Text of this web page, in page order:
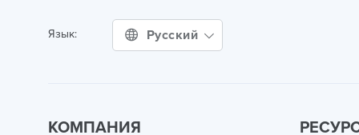
Язык: Русский
КОМПАНИЯ